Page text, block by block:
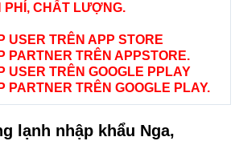
PHÍ, CHẤT LƯỢNG.
USER TRÊN APP STORE
PARTNER TRÊN APPSTORE.
USER TRÊN GOOGLE PPLAY
PARTNER TRÊN GOOGLE PLAY.
lạnh nhập khẩu Nga,